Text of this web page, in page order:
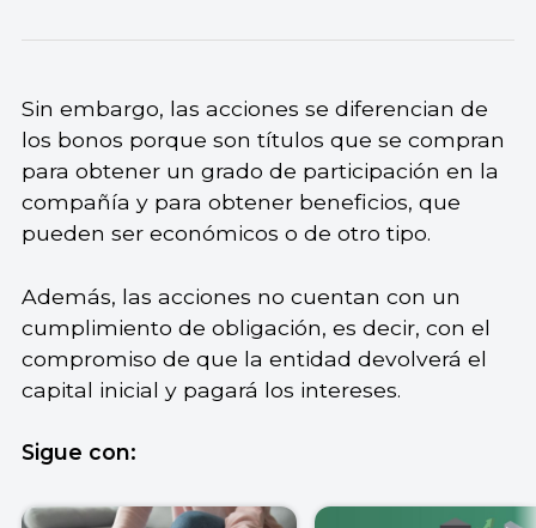
Sin embargo, las acciones se diferencian de
los bonos porque son títulos que se compran
para obtener un grado de participación en la
compañía y para obtener beneficios, que
pueden ser económicos o de otro tipo.
Además, las acciones no cuentan con un
cumplimiento de obligación, es decir, con el
compromiso de que la entidad devolverá el
capital inicial y pagará los intereses.
Sigue con: